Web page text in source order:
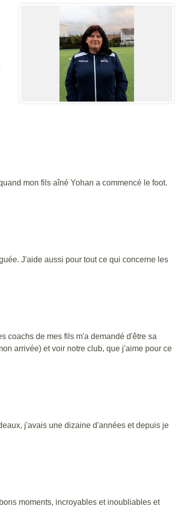
mon fils aîné Yohan a commencé le foot.
J'aide aussi pour tout ce qui concerne les
coachs de mes fils m'a demandé d'être sa
arrivée) et voir notre club, que j'aime pour ce
j'avais une dizaine d'années et depuis je
moments, incroyables et inoubliables et